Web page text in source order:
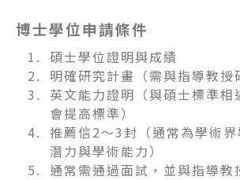
博士學位申請條件
碩士學位證明與成績
明確研究計畫（需與指導教授
英文能力證明（與碩士標準相
會提高標準）
推薦信2～3封（通常為學術
潛力與學術能力）
通常需通過面試，並與指導教